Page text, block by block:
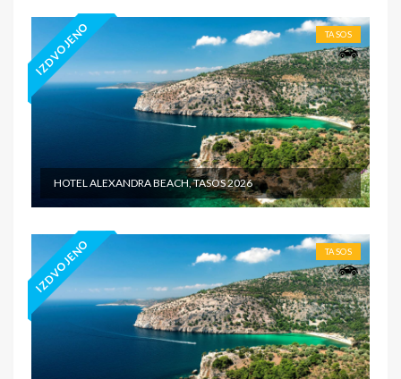
IZDVOJENO TASOS
HOTEL ALEXANDRA BEACH, TASOS 2026
IZDVOJENO TASOS